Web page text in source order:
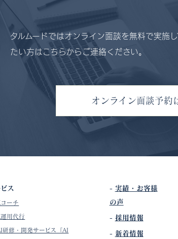
タルムードではオンライン面談を無料で実施
たい方はこちらからご連絡ください。
オンライン面談予約
ス
ーチ
用代行
研修・開発サービス『AI
- 実績・お客様
の声
- 採用情報
- 新着情報